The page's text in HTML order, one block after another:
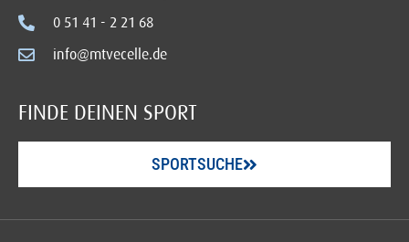
0 51 41 - 2 21 68
info@mtvecelle.de
FINDE DEINEN SPORT
SPORTSUCHE